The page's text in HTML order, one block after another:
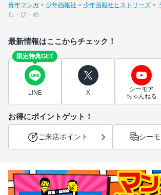
青年マンガ
少年画報社 少年画報社ヒストリーズ
た・ひ・め
最新情報はここからチェック！
限定特典GET
LINE X
シーモア
ちゃんねる
お得にポイントゲット！
ご来店ポイント シー